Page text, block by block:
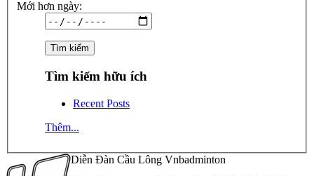
Mới hơn ngày:
Tìm kiếm hữu ích
Recent Posts
Thêm...
Diễn Đàn Cầu Lông Vnbadminton